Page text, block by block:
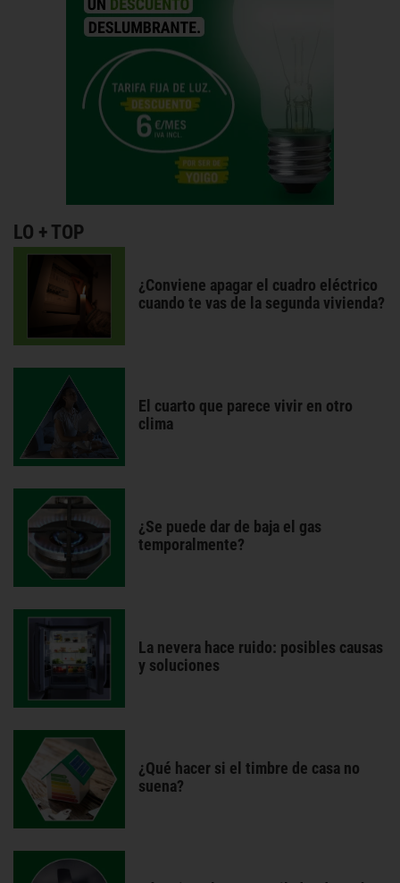
LO + TOP
¿Conviene apagar el cuadro eléctrico
cuando te vas de la segunda vivienda?
El cuarto que parece vivir en otro
clima
¿Se puede dar de baja el gas
temporalmente?
La nevera hace ruido: posibles causas
y soluciones
¿Qué hacer si el timbre de casa no
suena?